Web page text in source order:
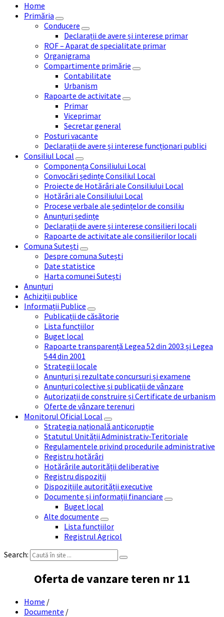
Home
Primăria
Conducere
Declarații de avere și interese primar
ROF – Aparat de specialitate primar
Organigrama
Compartimente primărie
Contabilitate
Urbanism
Rapoarte de activitate
Primar
Viceprimar
Secretar general
Posturi vacante
Declarații de avere și interese funcționari publici
Consiliul Local
Componența Consiliului Local
Convocări ședințe Consiliul Local
Proiecte de Hotărâri ale Consiliului Local
Hotărâri ale Consiliului Local
Procese verbale ale ședințelor de consiliu
Anunțuri ședințe
Declarații de avere și interese consilieri locali
Rapoarte de activitate ale consilierilor locali
Comuna Sutești
Despre comuna Sutești
Date statistice
Harta comunei Sutești
Anunțuri
Achiziții publice
Informații Publice
Publicații de căsătorie
Lista funcțiilor
Buget local
Rapoarte transparență Legea 52 din 2003 și Legea
544 din 2001
Strategii locale
Anunțuri și rezultate concursuri și examene
Anunțuri colective și publicații de vânzare
Autorizații de construire și Certificate de urbanism
Oferte de vânzare terenuri
Monitorul Oficial Local
Strategia națională anticorupție
Statutul Unității Administrativ-Teritoriale
Regulamentele privind procedurile administrative
Registru hotărâri
Hotărârile autorității deliberative
Registru dispoziții
Dispozițiile autorității executive
Documente și informații financiare
Buget local
Alte documente
Lista funcțiilor
Registrul Agricol
Search:
Oferta de vanzare teren nr 11
Home /
Documente /